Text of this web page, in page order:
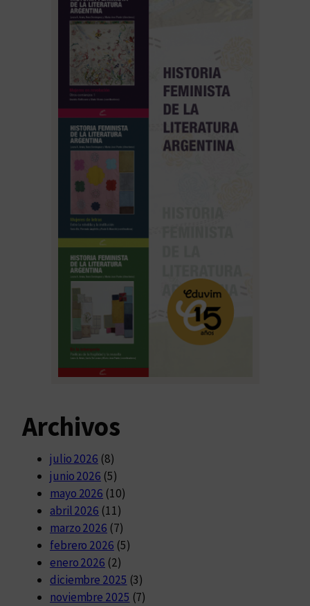
Archivos
julio 2026 (8)
junio 2026 (5)
mayo 2026 (10)
abril 2026 (11)
marzo 2026 (7)
febrero 2026 (5)
enero 2026 (2)
diciembre 2025 (3)
noviembre 2025 (7)